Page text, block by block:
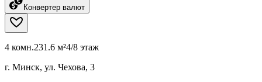
Конвертер валют
4 комн.231.6 м²4/8 этаж
г. Минск, ул. Чехова, 3